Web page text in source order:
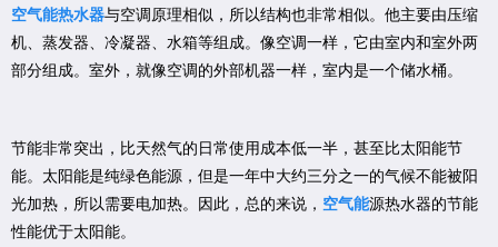
空气能热水器与空调原理相似，所以结构也非常相似。他主要由压缩
机、蒸发器、冷凝器、水箱等组成。像空调一样，它由室内和室外两
部分组成。室外，就像空调的外部机器一样，室内是一个储水桶。
节能非常突出，比天然气的日常使用成本低一半，甚至比太阳能节
能。太阳能是纯绿色能源，但是一年中大约三分之一的气候不能被阳
光加热，所以需要电加热。因此，总的来说， 空气能源热水器的节能
性能优于太阳能。